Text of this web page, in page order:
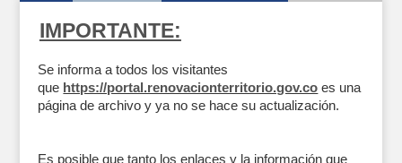
IMPORTANTE:
Se informa a todos los visitantes
que https://portal.renovacionterritorio.gov.co es una
página de archivo y ya no se hace su actualización.
Es posible que tanto los enlaces y la información que